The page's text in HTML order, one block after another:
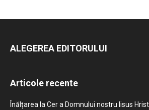
ALEGEREA EDITORULUI
Articole recente
Înălțarea la Cer a Domnului nostru Iisus